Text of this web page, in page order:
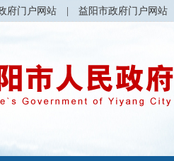
府门户网站 益阳市政府门户网站